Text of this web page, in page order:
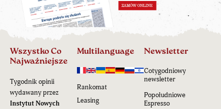
Wszystko Co
Najważniejsze
Tygodnik opinii
wydawany przez
Instytut Nowych
Multilanguage
Rankomat
Leasing
Newsletter
Cotygodniowy
newsletter
Popołudniowe
Espresso